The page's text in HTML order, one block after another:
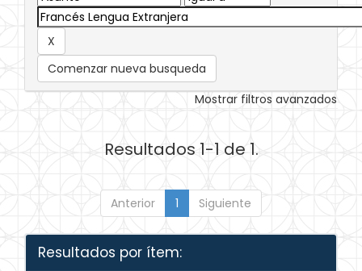
Comenzar nueva busqueda
Mostrar filtros avanzados
Resultados 1-1 de 1.
Anterior 1 Siguiente
Resultados por ítem: